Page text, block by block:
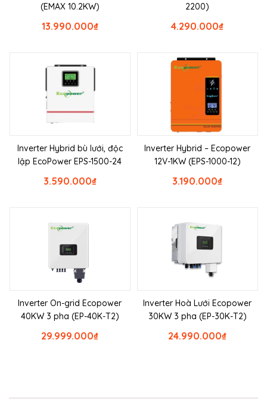
(EMAX 10.2KW)
₫
13.990.000
2200)
₫
4.290.000
Inverter Hybrid bù lưới, độc
lập EcoPower EPS-1500-24
₫
3.590.000
Inverter Hybrid – Ecopower
12V-1KW (EPS-1000-12)
₫
3.190.000
Inverter On-grid Ecopower
40KW 3 pha (EP-40K-T2)
₫
29.999.000
Inverter Hoà Lưới Ecopower
30KW 3 pha (EP-30K-T2)
₫
24.990.000